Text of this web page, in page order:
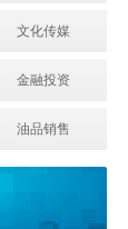
文化传媒
金融投资
油品销售